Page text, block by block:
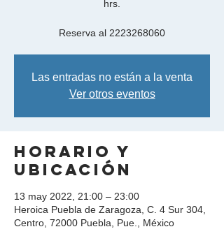
hrs.
Reserva al 2223268060
Las entradas no están a la venta
Ver otros eventos
Horario y
ubicación
13 may 2022, 21:00 – 23:00
Heroica Puebla de Zaragoza, C. 4 Sur 304,
Centro, 72000 Puebla, Pue., México